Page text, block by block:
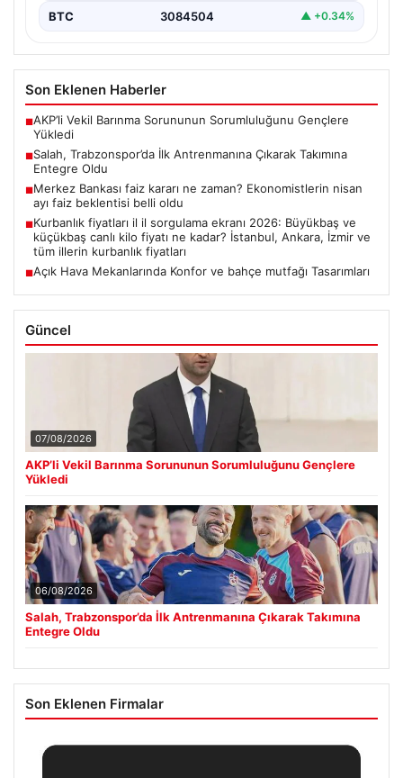
BTC 3084504 ▲ +0.34%
Son Eklenen Haberler
■AKP’li Vekil Barınma Sorununun Sorumluluğunu Gençlere
Yükledi
■Salah, Trabzonspor’da İlk Antrenmanına Çıkarak Takımına
Entegre Oldu
■Merkez Bankası faiz kararı ne zaman? Ekonomistlerin nisan
ayı faiz beklentisi belli oldu
■Kurbanlık fiyatları il il sorgulama ekranı 2026: Büyükbaş ve
küçükbaş canlı kilo fiyatı ne kadar? İstanbul, Ankara, İzmir ve
tüm illerin kurbanlık fiyatları
■Açık Hava Mekanlarında Konfor ve bahçe mutfağı Tasarımları
Güncel
07/08/2026
AKP’li Vekil Barınma Sorununun Sorumluluğunu Gençlere
Yükledi
06/08/2026
Salah, Trabzonspor’da İlk Antrenmanına Çıkarak Takımına
Entegre Oldu
Son Eklenen Firmalar